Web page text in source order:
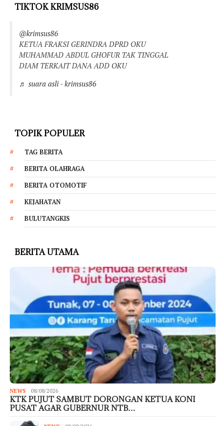
TIKTOK KRIMSUS86
@krimsus86
KETUA FRAKSI GERINDRA DPRD OKU
MUHAMMAD ABDUL GHOFUR TAK TINGGAL
DIAM TERKAIT DANA ADD OKU
♬ suara asli - krimsus86
TOPIK POPULER
TAG BERITA
BERITA OLAHRAGA
BERITA OTOMOTIF
KEJAHATAN
BULUTANGKIS
BERITA UTAMA
NEWS 08/08/2026
KTK PUJUT SAMBUT DORONGAN KETUA KONI
PUSAT AGAR GUBERNUR NTB…